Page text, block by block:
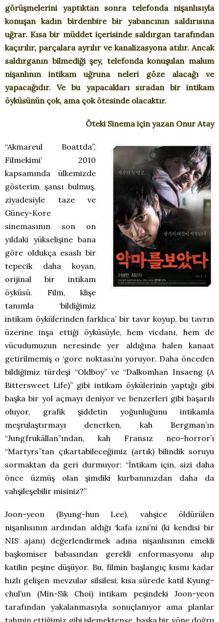
görüşmelerini yaptıktan sonra telefonda nişanlısıyla
konuşan kadın birdenbire bir yabancının saldırısına
uğrar. Kısa bir müddet içerisinde saldırgan tarafından
kaçırılır, parçalara ayrılır ve kanalizasyona atılır. Ancak
saldırganın bilmediği şey, telefonda konuşulan malum
nişanlının intikam uğruna neleri göze alacağı ve
yapacağıdır. Ve bu yapacakları sıradan bir intikam
öyküsünün çok, ama çok ötesinde olacaktır.
Öteki Sinema için yazan Onur Atay
“Akmareul Boattda”,
Filmekimi’ 2010
kapsamında ülkemizde
gösterim şansı bulmuş,
ziyadesiyle taze ve
Güney-Kore
sinemasının son on
yıldaki yükselişine bana
göre oldukça esaslı bir
tepecik daha koyan,
orijinal bir intikam
öyküsü. Film, klişe
tanımla ‘bildiğimiz
intikam öykülerinden farklıca’ bir tavır koyup, bu tavrın
üzerine inşa ettiği öyküsüyle, hem vicdanı, hem de
vücudumuzun neresinde yer aldığına halen kanaat
getirilmemiş o ‘gore noktası’nı yoruyor. Daha önceden
bildiğimiz türdeşi “Oldboy” ve “Dalkomhan Insaeng (A
Bittersweet Life)” gibi intikam öykülerinin yaptığı gibi
başka bir yol açmayı deniyor ve benzerleri gibi başarılı
oluyor, grafik şiddetin yoğunluğunu intikamla
meşrulaştırmayı denerken, kah Bergman’ın
“Jungfrukällan”ından, kah Fransız neo-horror’ı
“Martyrs”tan çıkartabileceğimiz (artık) bilindik soruyu
sormaktan da geri durmuyor: “İntikam için, sizi daha
önce üzmüş olan şimdiki kurbanınızdan daha da
vahşileşebilir misiniz?”
Joon-yeon (Byung-hun Lee), vahşice öldürülen
nişanlısının ardından aldığı ‘kafa izni’ni (ki kendisi bir
NIS ajanı) değerlendirmek adına nişanlısının emekli
başkomiser babasından gerekli enformasyonu alıp
katilin peşine düşüyor. Bu, filmin başlangıç kısmı kadar
hızlı gelişen mevzular silsilesi, kısa sürede katil Kyung-
chul’un (Min-Sik Choi) intikam peşindeki Joon-yeon
tarafından yakalanmasıyla sonuçlanıyor ama planlar
tahmin ettiğimiz gibi işlemektense, başka bir yöne doğru